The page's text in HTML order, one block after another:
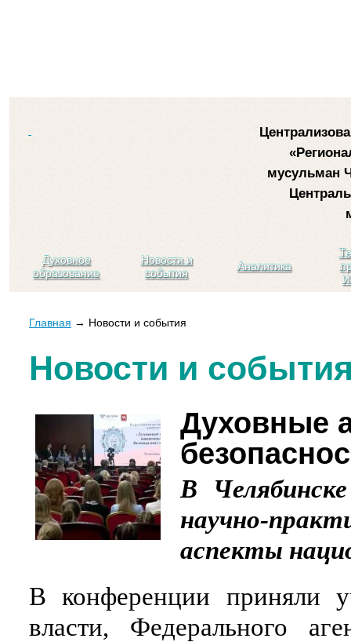
мусульман
Духовное
образование
Новости и
события
Аналитика
Главная → Новости и события
Новости и
Духовные
В
научно-
аспекты
В конференции приняли
власти, Федерального